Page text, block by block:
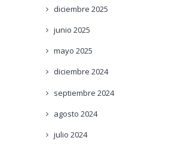
diciembre 2025
junio 2025
mayo 2025
diciembre 2024
septiembre 2024
agosto 2024
julio 2024